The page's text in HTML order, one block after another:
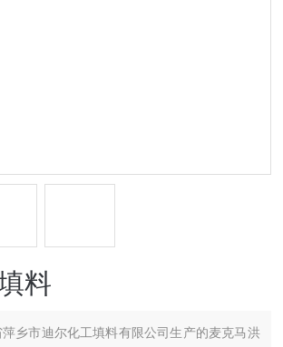
料
乡市迪尔化工填料有限公司生产的麦克马洪